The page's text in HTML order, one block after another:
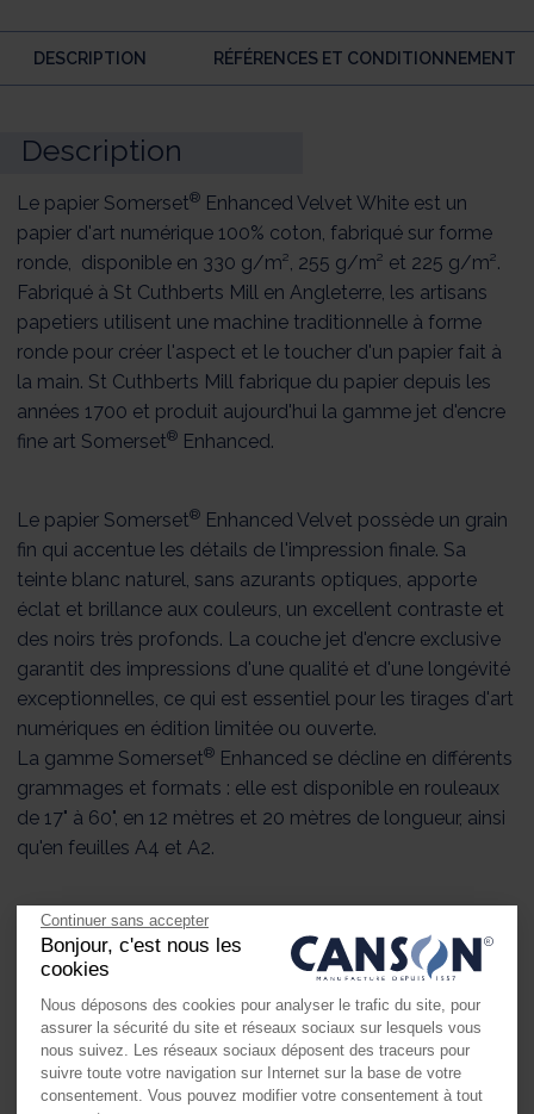
DESCRIPTION RÉFÉRENCES ET CONDITIONNEMENT
Description
Le papier Somerset® Enhanced Velvet White est un
papier d'art numérique 100% coton, fabriqué sur forme
ronde, disponible en 330 g/m², 255 g/m² et 225 g/m².
Fabriqué à St Cuthberts Mill en Angleterre, les artisans
papetiers utilisent une machine traditionnelle à forme
ronde pour créer l'aspect et le toucher d'un papier fait à
la main. St Cuthberts Mill fabrique du papier depuis les
années 1700 et produit aujourd'hui la gamme jet d'encre
fine art Somerset® Enhanced.
Le papier Somerset® Enhanced Velvet possède un grain
fin qui accentue les détails de l'impression finale. Sa
teinte blanc naturel, sans azurants optiques, apporte
éclat et brillance aux couleurs, un excellent contraste et
des noirs très profonds. La couche jet d'encre exclusive
garantit des impressions d'une qualité et d'une longévité
exceptionnelles, ce qui est essentiel pour les tirages d'art
numériques en édition limitée ou ouverte.
La gamme Somerset® Enhanced se décline en différents
grammages et formats : elle est disponible en rouleaux
de 17" à 60", en 12 mètres et 20 mètres de longueur, ainsi
qu'en feuilles A4 et A2.
Somerset®est un papier d'impression traditionnel utilisé
par les artistes pour toute une série de techniques
ancestrales telles que la taille-douce, l'eau-forte, la
lithographie sur pierre, la sérigraphie, l'impression en relief
et la typographie. Ce même papier d'art traditionnel est
désormais disponible pour les photographes, les
imprimeurs et les artistes qui souhaitent reproduire
Continuer sans accepter
Bonjour, c'est nous les
cookies
Nous déposons des cookies pour analyser le trafic du site, pour
assurer la sécurité du site et réseaux sociaux sur lesquels vous
nous suivez. Les réseaux sociaux déposent des traceurs pour
suivre toute votre navigation sur Internet sur la base de votre
consentement. Vous pouvez modifier votre consentement à tout